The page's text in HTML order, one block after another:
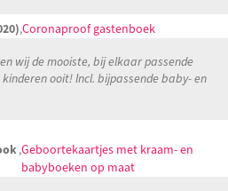
,Coronaproof gastenboek
wij de mooiste, bij elkaar passende
ooit! Incl. bijpassende baby- en
,Geboortekaartjes met kraam- en
babyboeken op maat